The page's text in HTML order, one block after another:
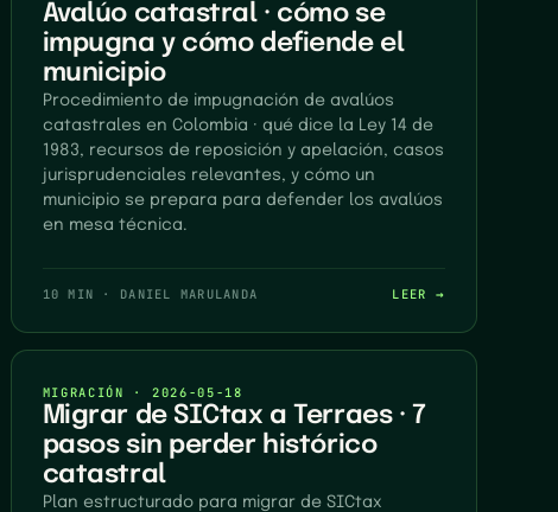
Avalúo catastral · cómo se
impugna y cómo defiende el
municipio
Procedimiento de impugnación de avalúos
catastrales en Colombia · qué dice la Ley 14 de
1983, recursos de reposición y apelación, casos
jurisprudenciales relevantes, y cómo un
municipio se prepara para defender los avalúos
en mesa técnica.
10 MIN · DANIEL MARULANDA LEER →
MIGRACIÓN · 2026-05-18
Migrar de SICtax a Terraes · 7
pasos sin perder histórico
catastral
Plan estructurado para migrar de SICtax